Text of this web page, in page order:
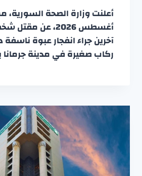
آخرين جراء انفجار عبوة ناسفة
ركاب صغيرة في مدينة